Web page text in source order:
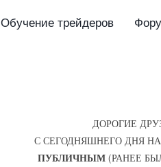
Обучение трейдеров
ДОРОГИЕ
С СЕГОДНЯШНЕГО ДНЯ
ПУБЛИЧНЫМ (РАНЕЕ